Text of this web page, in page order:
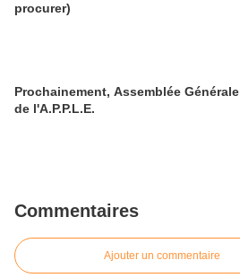
procurer)
Prochainement, Assemblée Générale
de l'A.P.P.L.E.
Commentaires
Ajouter un commentaire